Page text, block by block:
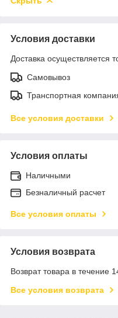
Условия доставки
Доставка осуществляется
Самовывоз
Транспортная
Все условия доставки
Условия оплаты
Наличными
Безналичный расчет
Все условия оплаты
Условия возврата
Возврат товара в течение
Все условия возврата